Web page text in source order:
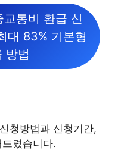
통비 환급 신
대 83% 기본형
방법
청방법과 신청기간,
렸습니다.